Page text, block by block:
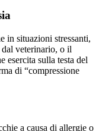
in situazioni stressanti,
veterinario, o il
esercita sulla testa del
di “compressione
a causa di allergie o